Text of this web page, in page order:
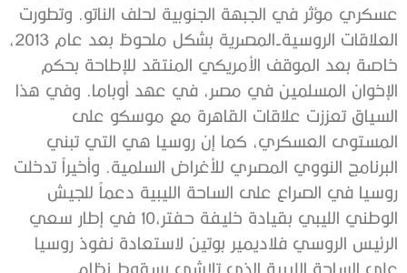
عسكري مؤثر في الجبهة الجنوبية لحلف الناتو. وتطورت
العلاقات الروسية-المصرية بشكل ملحوظ بعد عام 2013،
خاصة بعد الموقف الأمريكي المنتقد للإطاحة بحكم
الإخوان المسلمين في مصر، في عهد أوباما. وفي هذا
السياق تعززت علاقات القاهرة مع موسكو على
المستوى العسكري، كما إن روسيا هي التي تبني
البرنامج النووي المصري للأغراض السلمية. وأخيراً تدخلت
روسيا في الصراع على الساحة الليبية دعماً للجيش
الوطني الليبي بقيادة خليفة حفتر،10 في إطار سعي
الرئيس الروسي فلاديمير بوتين لاستعادة نفوذ روسيا
على الساحة الليبية الذي تلاشى بسقوط نظام